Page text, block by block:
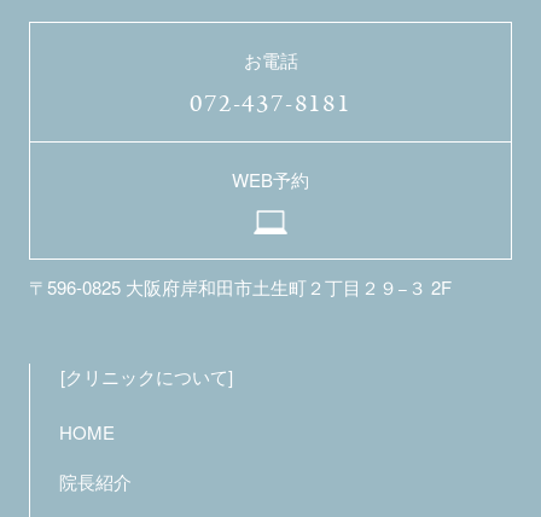
お電話
072-437-8181
WEB予約
〒596-0825 大阪府岸和田市土生町２丁目２９−３ 2F
クリニックについて
HOME
院長紹介